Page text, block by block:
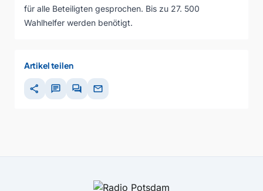
für alle Beteiligten gesprochen. Bis zu 27. 500
Wahlhelfer werden benötigt.
Artikel teilen
share chat forum mail